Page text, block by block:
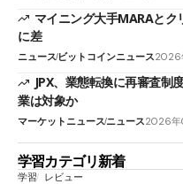
マイニング大手MARAと
に差
ニュースビットコインニュース2026
JPX、業態転換に再審査
業は対象か
マーケットニュースニュース2026年
学習カテゴリ新着
学習 レビュー